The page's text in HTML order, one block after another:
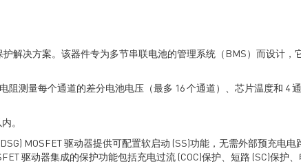
解决方案。该器件专为多节串联电池的管理系统（BMS）而设计，
阻测量每个通道的差分电池电压（最多 16 个通道）、芯片温度和
。
MOSFET 驱动器提供可配置软启动 (SS)功能，无需外部预充电
驱动器集成的保护功能包括充电过流 (COC)保护、短路 (SC)保